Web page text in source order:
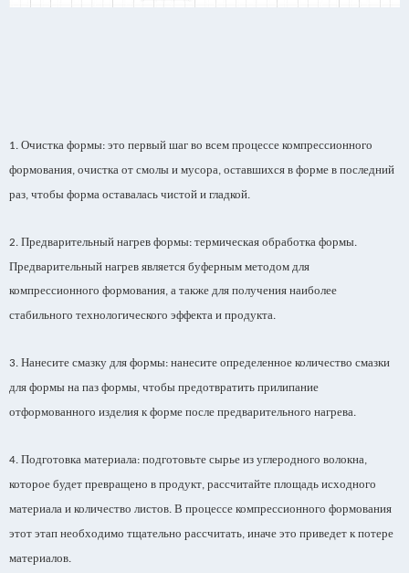
1. Очистка формы: это первый шаг во всем процессе компрессионного
формования, очистка от смолы и мусора, оставшихся в форме в последний
раз, чтобы форма оставалась чистой и гладкой.
2. Предварительный нагрев формы: термическая обработка формы.
Предварительный нагрев является буферным методом для
компрессионного формования, а также для получения наиболее
стабильного технологического эффекта и продукта.
3. Нанесите смазку для формы: нанесите определенное количество смазки
для формы на паз формы, чтобы предотвратить прилипание
отформованного изделия к форме после предварительного нагрева.
4. Подготовка материала: подготовьте сырье из углеродного волокна,
которое будет превращено в продукт, рассчитайте площадь исходного
материала и количество листов. В процессе компрессионного формования
этот этап необходимо тщательно рассчитать, иначе это приведет к потере
материалов.